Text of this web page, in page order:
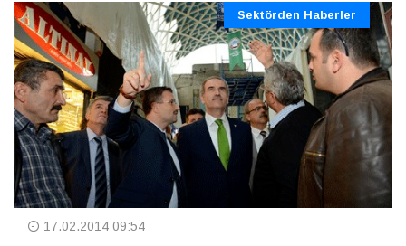
Sektörden Haberler
17.02.2014 09:54